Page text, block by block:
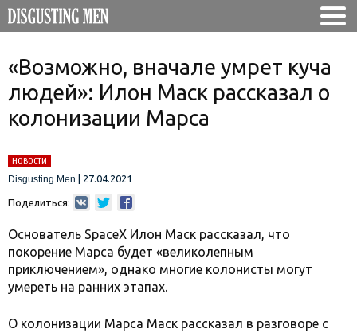
«Возможно, вначале умрет куча
людей»: Илон Маск рассказал о
колонизации Марса
НОВОСТИ
Disgusting Men
27.04.2021
Поделиться:
Основатель SpaceX Илон Маск рассказал, что
покорение Марса будет «великолепным
приключением», однако многие колонисты могут
умереть на ранних этапах.
О колонизации Марса Маск рассказал в разговоре с